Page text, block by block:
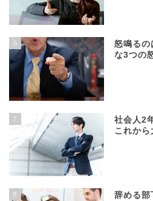
6
怒鳴るの
な3つの
7
社会人2
これから
8
辞める部